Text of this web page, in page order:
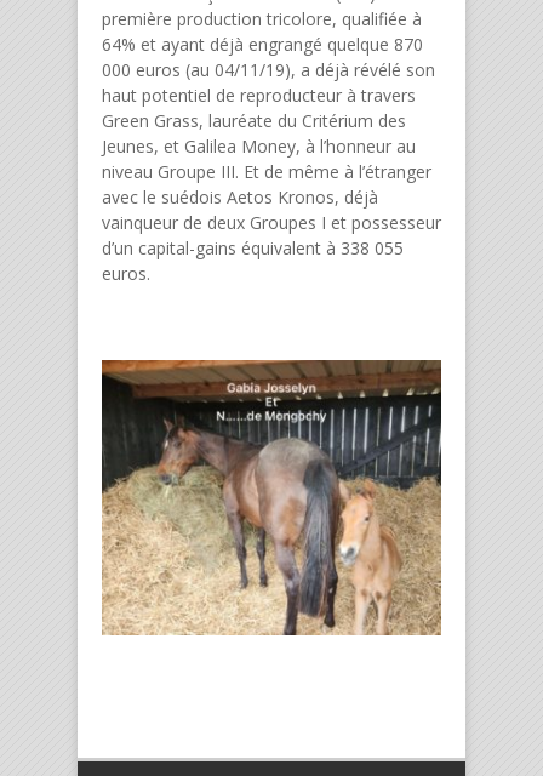
première production tricolore, qualifiée à
64% et ayant déjà engrangé quelque 870
000 euros (au 04/11/19), a déjà révélé son
haut potentiel de reproducteur à travers
Green Grass, lauréate du Critérium des
Jeunes, et Galilea Money, à l’honneur au
niveau Groupe III. Et de même à l’étranger
avec le suédois Aetos Kronos, déjà
vainqueur de deux Groupes I et possesseur
d’un capital-gains équivalent à 338 055
euros.